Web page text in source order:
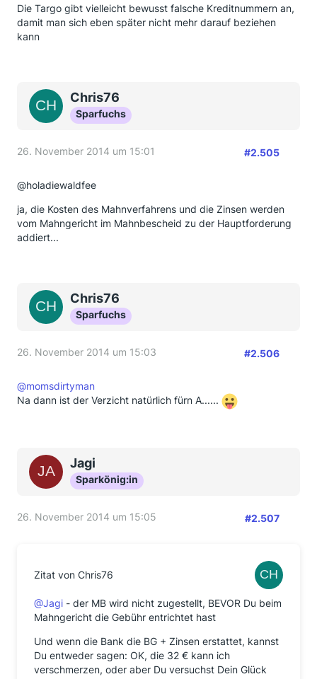
Die Targo gibt vielleicht bewusst falsche Kreditnummern an,
damit man sich eben später nicht mehr darauf beziehen
kann
Chris76
Sparfuchs
26. November 2014 um 15:01 #2.505
@holadiewaldfee
ja, die Kosten des Mahnverfahrens und die Zinsen werden
vom Mahngericht im Mahnbescheid zu der Hauptforderung
addiert...
Chris76
Sparfuchs
26. November 2014 um 15:03 #2.506
@momsdirtyman
Na dann ist der Verzicht natürlich fürn A......
Jagi
Sparkönig:in
26. November 2014 um 15:05 #2.507
Zitat von Chris76
@Jagi - der MB wird nicht zugestellt, BEVOR Du beim
Mahngericht die Gebühr entrichtet hast
Und wenn die Bank die BG + Zinsen erstattet, kannst
Du entweder sagen: OK, die 32 € kann ich
verschmerzen, oder aber Du versuchst Dein Glück